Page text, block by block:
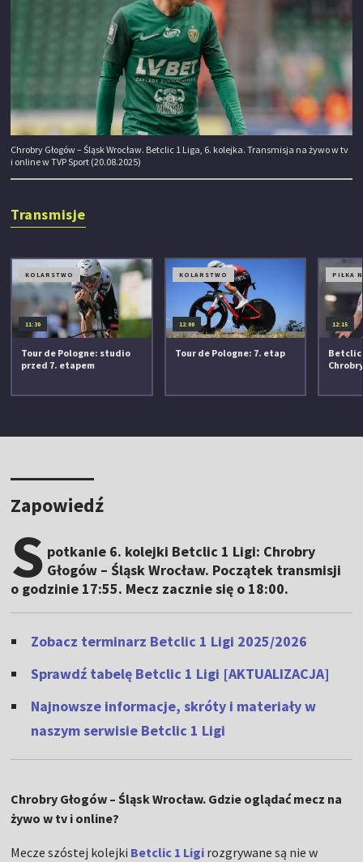
Chrobry Głogów – Śląsk Wrocław. Betclic 1 Liga, 6. kolejka. Transmisja na żywo w tv
i online w TVP Sport (20.08.2025)
Transmisje
KOLARSTWO
11:30
Tour de Pologne: studio
przed 7. etapem
KOLARSTWO
12:00
Tour de Pologne: 7. etap
PIŁKA
12:15
Betclic
Zapowiedź
S potkanie 6. kolejki Betclic 1 Ligi: Chrobry
Głogów – Śląsk Wrocław. Początek transmisji
o godzinie 17:55. Mecz zacznie się o 18:00.
Zobacz terminarz Betclic 1 Ligi 2025/2026
Sprawdź tabelę Betclic 1 Ligi [AKTUALIZACJA]
Najnowsze informacje, skróty i materiały w
naszym serwisie Betclic 1 Ligi
Chrobry Głogów – Śląsk Wrocław. Gdzie oglądać mecz na
żywo w tv i online?
Mecze szóstej kolejki Betclic 1 Ligi rozgrywane są nie w